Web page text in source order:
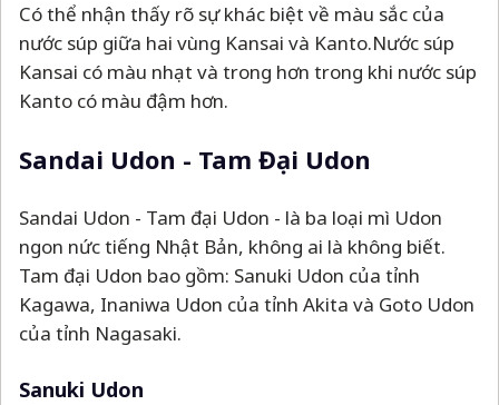
Có thể nhận thấy rõ sự khác biệt về màu sắc của
nước súp giữa hai vùng Kansai và Kanto.Nước súp
Kansai có màu nhạt và trong hơn trong khi nước súp
Kanto có màu đậm hơn.
Sandai Udon - Tam Đại Udon
Sandai Udon - Tam đại Udon - là ba loại mì Udon
ngon nức tiếng Nhật Bản, không ai là không biết.
Tam đại Udon bao gồm: Sanuki Udon của tỉnh
Kagawa, Inaniwa Udon của tỉnh Akita và Goto Udon
của tỉnh Nagasaki.
Sanuki Udon